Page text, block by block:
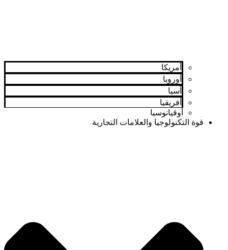
أمريكا
أوروبا
آسيا
أفريقيا
أوقيانوسيا
قوة التكنولوجيا والعلامات التجارية